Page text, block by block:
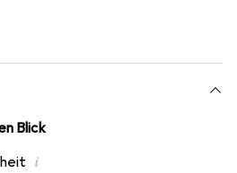
eine einfache Installation und
in gängige Rack-Systeme passt
bietet. Der Rackmontagesatz ist
die Wert auf eine effiziente und
legen.
Blick
i